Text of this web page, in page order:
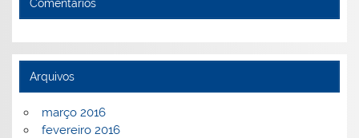
Comentários
Arquivos
março 2016
fevereiro 2016